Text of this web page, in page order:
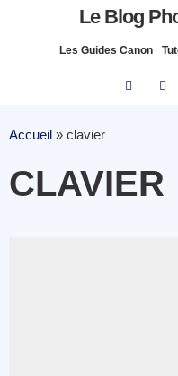
Le Blog
Les Guides Canon
Accueil » clavier
CLAVIER